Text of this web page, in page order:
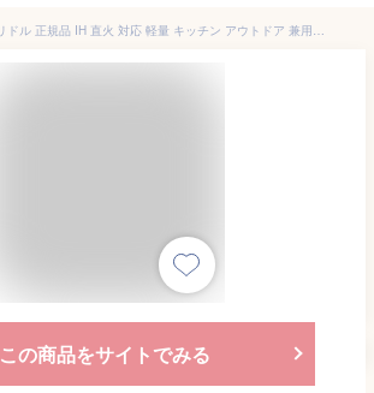
JHQ マルチグリドル 正規品 IH 直火 対応 軽量 キッチン アウトドア 兼用 フライパン グリドルパン（平型 シリーズ） (Black – Flat 25cm)
この商品をサイトでみる